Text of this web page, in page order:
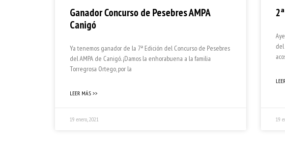
Ganador Concurso de Pesebres AMPA
Canigó
Ya tenemos ganador de la 7ª Edición del Concurso de Pesebres
del AMPA de Canigó. ¡Damos la enhorabuena a la familia
Torregrosa Ortego, por la
LEER MÁS >>
19 enero, 2021 19